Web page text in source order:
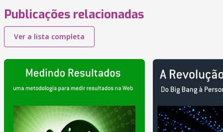
Publicações relacionadas
Ver a lista completa